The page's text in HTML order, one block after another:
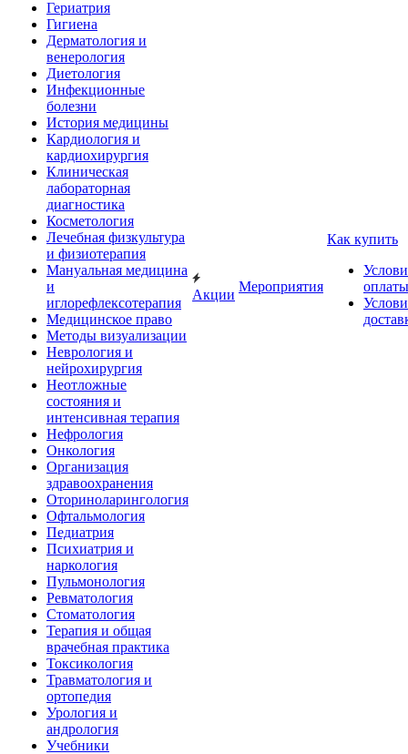
Гериатрия
Гигиена
Дерматология и
венерология
Диетология
Инфекционные
болезни
История медицины
Кардиология и
кардиохирургия
Клиническая
лабораторная
диагностика
Косметология
Лечебная физкультура
и физиотерапия
Мануальная медицина
и
иглорефлексотерапия
Медицинское право
Методы визуализации
Неврология и
нейрохирургия
Неотложные
состояния и
интенсивная терапия
Нефрология
Онкология
Организация
здравоохранения
Оториноларингология
Офтальмология
Педиатрия
Психиатрия и
наркология
Пульмонология
Ревматология
Стоматология
Терапия и общая
врачебная практика
Токсикология
Травматология и
ортопедия
Урология и
андрология
Учебники
Акции
Мероприятия
Как купить
оплаты